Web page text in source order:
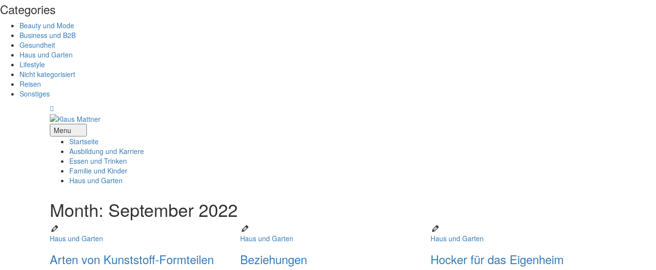
Categories
Beauty und Mode
Business und B2B
Gesundheit
Haus und Garten
Lifestyle
Nicht kategorisiert
Reisen
Sonstiges
Menu
Startseite
Ausbildung und Karriere
Essen und Trinken
Familie und Kinder
Haus und Garten
Month: September 2022
Haus und Garten
Arten von Kunststoff-Formteilen
Haus und Garten
Beziehungen
Haus und Garten
Hocker für das Eigenheim